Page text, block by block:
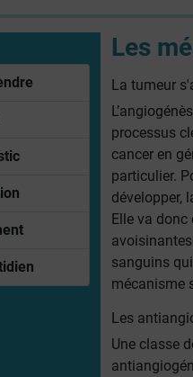
Les
La tumeur
processus
cancer en
particulier.
développer,
Elle va donc
sanguins qui
mécanisme
Les
Une classe